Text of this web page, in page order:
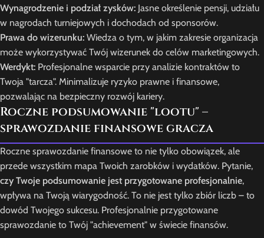
Wynagrodzenie i podział zysków: Jasne określenie pensji, udziału
w nagrodach turniejowych i dochodach od sponsorów.
Prawa do wizerunku: Wiedza o tym, w jakim zakresie organizacja
może wykorzystywać Twój wizerunek do celów marketingowych.
Werdykt: Profesjonalne wsparcie przy analizie kontraktów to
Twoja "tarcza". Minimalizuje ryzyko prawne i finansowe,
pozwalając na bezpieczny rozwój kariery.
Roczne podsumowanie "lootu" –
sprawozdanie finansowe gracza
Roczne sprawozdanie finansowe to nie tylko obowiązek, ale
przede wszystkim mapa Twoich zarobków i wydatków. Pytanie,
czy Twoje podsumowanie jest przygotowane profesjonalnie,
wpływa na Twoją wiarygodność. To nie jest tylko zbiór liczb – to
dowód Twojego sukcesu. Profesjonalnie przygotowane
sprawozdanie to Twój "achievement" w świecie finansów.